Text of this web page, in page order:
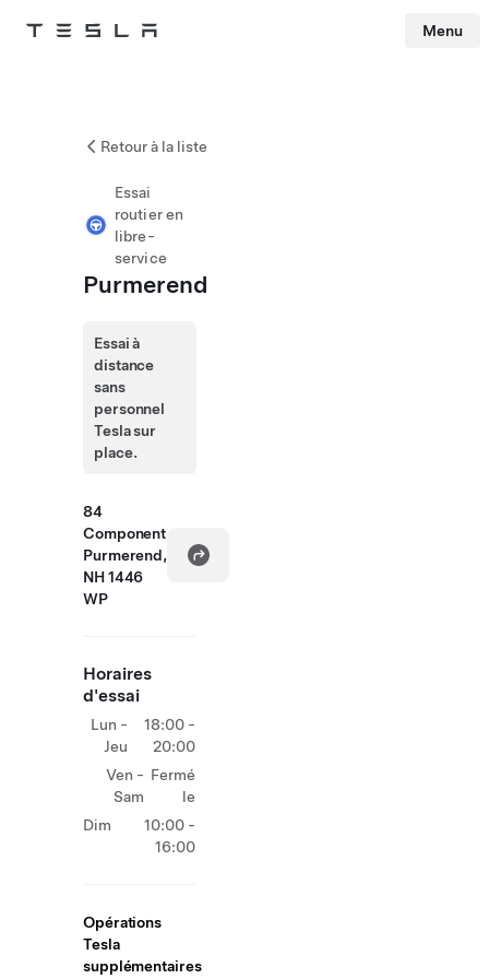
Tesla Menu
Retour à la liste
Essai
routier en
libre-
service
Purmerend
Essai à
distance
sans
personnel
Tesla sur
place.
84
Component
Purmerend,
NH 1446
WP
Horaires
d'essai
Lun -
Jeu
18:00 -
20:00
Ven -
Sam
Fermé
le
Dim
10:00 -
16:00
Opérations
Tesla
supplémentaires